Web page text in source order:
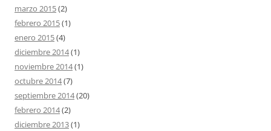
marzo 2015(2)
febrero 2015(1)
enero 2015(4)
diciembre 2014(1)
noviembre 2014(1)
octubre 2014(7)
septiembre 2014(20)
febrero 2014(2)
diciembre 2013(1)